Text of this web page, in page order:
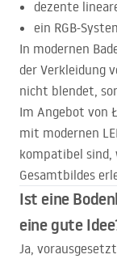
dezente
ein RGB-
In modernen
der Verkleidung
nicht blendet,
Im Angebot von
mit modernen
kompatibel sind,
Gesamtbildes
Ist eine
eine gute
Ja,